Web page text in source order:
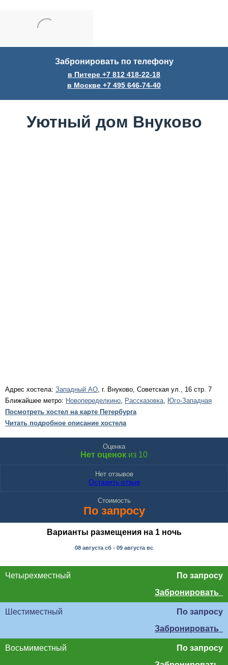
Забронировать по телефону
в Питере +7 812 418-22-18
в Москве +7 495 646-74-40
Уютный дом Внуково
Адрес хостела: Западный АО, г. Внуково, Советская ул., 16 стр. 7
Ближайшее метро: Новопеределкино, Рассказовка, Юго-Западная
Посмотреть хостел на карте Петербурга
Читать подробное описание хостела
Оценка
Нет оценок из 10
Нет отзывов
Оставить отзыв
Стоимость
По запросу
Варианты размещения на 1 ночь
08 августа сб - 09 августа вс
Четырехместный
По запросу
Забронировать
Шестиместный
По запросу
Забронировать
Восьмиместный
По запросу